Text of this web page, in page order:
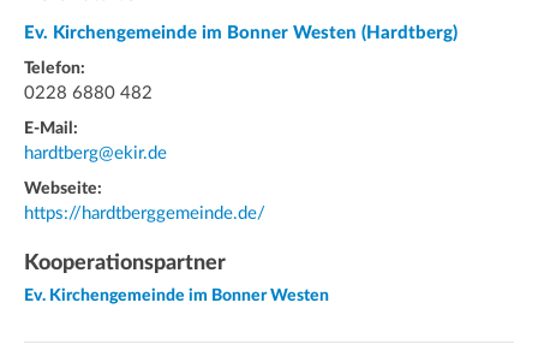
Ev. Kirchengemeinde im Bonner Westen (Hardtberg)
Telefon:
0228 6880 482
E-Mail:
hardtberg@ekir.de
Webseite:
https://hardtberggemeinde.de/
Kooperationspartner
Ev. Kirchengemeinde im Bonner Westen